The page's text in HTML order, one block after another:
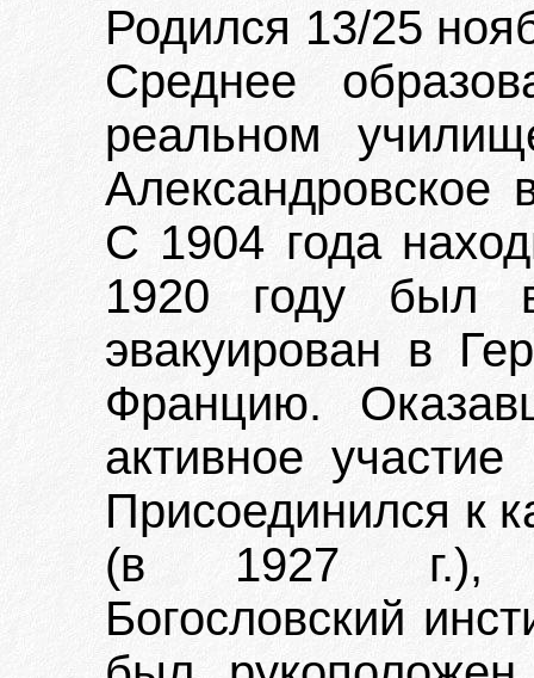
Родился 13/25
Среднее
реальном
С 1904 года
1920 году был
эвакуирован в
Францию.
активное
Присоединился к
(в 1927 г.),
Богословский